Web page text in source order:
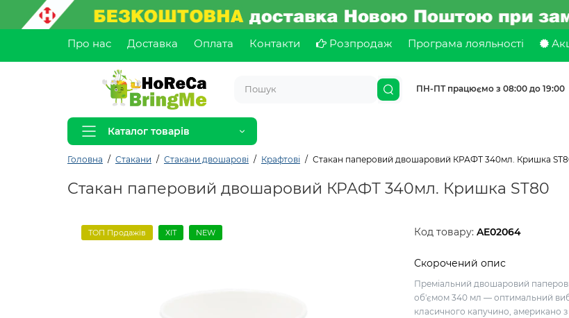
Про нас Доставка Оплата Контакти Розпродаж Програма лояльності
ПН-ПТ працюємо з 08:00 до 19:00
Каталог товарів
Головна Стакани Стакани двошарові Крафтові Стакан паперовий двошаровий КРАФТ 340мл. Кришка
Стакан паперовий двошаровий КРАФТ 340мл. Кришка ST80
ТОП Продажів ХІТ NEW Код товару:AE02064
Скорочений опис
Преміальний двошаровий
об'ємом 340 мл — оптимальний
класичного капучино, американо